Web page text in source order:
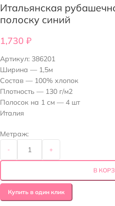
Итальянская
полоску синий
1,730 ₽
Артикул: 386201
Ширина — 1,5м
Состав — 100% хлопок
Плотность — 130 г/м2
Полосок на 1 см — 4 шт
Италия
Метраж:
- +
В
Купить в один клик